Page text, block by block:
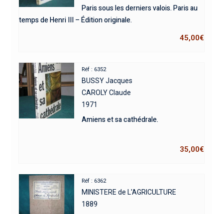
Paris sous les derniers valois. Paris au
temps de Henri III – Édition originale.
45,00€
Réf : 6352
BUSSY Jacques
CAROLY Claude
1971
Amiens et sa cathédrale.
35,00€
Réf : 6362
MINISTERE de L'AGRICULTURE
1889